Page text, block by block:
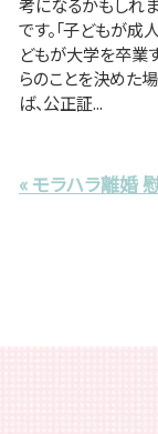
です。「子どもが成
どもが大学を卒業
らのことを決めた
ば、公正証...
« モラハラ離婚